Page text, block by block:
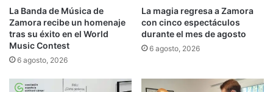
La Banda de Música de
Zamora recibe un homenaje
tras su éxito en el World
Music Contest
6 agosto, 2026
La magia regresa a Zamora
con cinco espectáculos
durante el mes de agosto
6 agosto, 2026